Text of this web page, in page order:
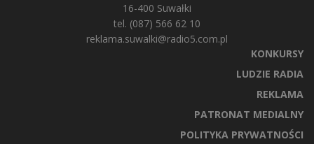
16-400 Suwałki
tel. (087) 566 62 10
reklama.suwalki@radio5.com.pl
KONKURSY
LUDZIE RADIA
REKLAMA
PATRONAT MEDIALNY
POLITYKA PRYWATNOŚCI